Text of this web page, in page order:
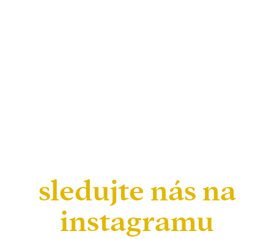
sledujte nás na
instagramu